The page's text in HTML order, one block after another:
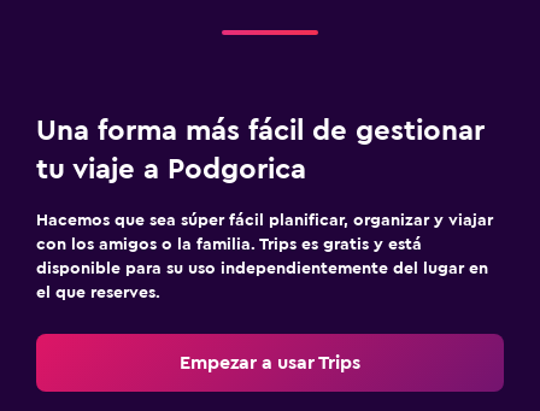
Una forma más fácil de gestionar
tu viaje a Podgorica
Hacemos que sea súper fácil planificar, organizar y viajar
con los amigos o la familia. Trips es gratis y está
disponible para su uso independientemente del lugar en
el que reserves.
Empezar a usar Trips